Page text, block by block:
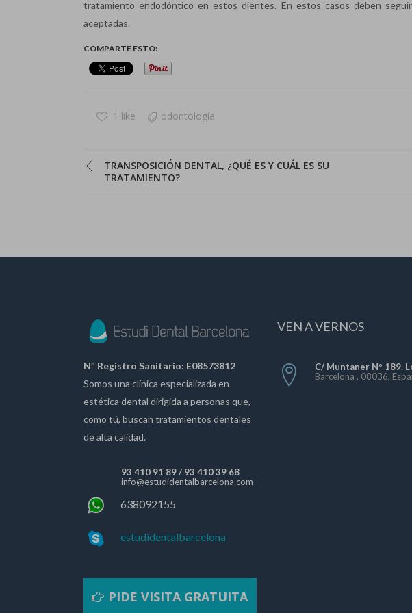
tratamiento endodóntico en estos dientes. En estos casos deben
aceptadas.
COMPARTE ESTO:
1 like odontología
TRANSPOSICIÓN DENTAL, ¿QUÉ ES Y CUÁL ES SU
TRATAMIENTO?
Nº Registro Sanitario: E08573812
Somos una clínica especializada en
estética dental dirigida a personas que,
como tú, buscan tratamientos dentales
de alta calidad.
93 410 91 89/ 93 410 39 68
info@estudidentalbarcelona.com
638092155
estudidentalbarcelona
PIDE VISITA GRATUITA
VEN A VERNOS
C/ Muntaner Nº 189.
Barcelona , 08036,